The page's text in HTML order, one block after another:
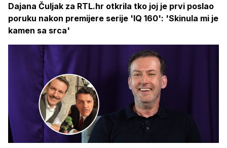
Dajana Čuljak za RTL.hr otkrila tko joj je prvi poslao
poruku nakon premijere serije 'IQ 160': 'Skinula mi je
kamen sa srca'